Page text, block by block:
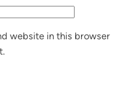
website in this browser